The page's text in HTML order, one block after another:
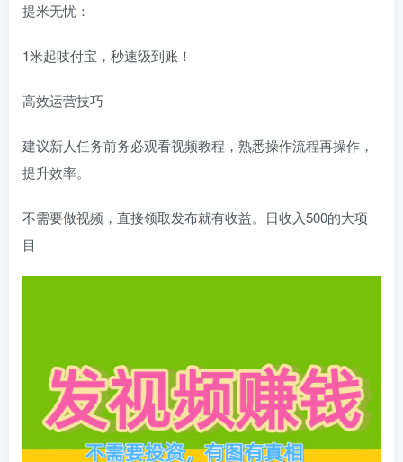
提米无忧：
1米起吱付宝，秒速级到账！
高效运营技巧
建议新人任务前务必观看视频教程，熟悉操作流程再操作，
提升效率。
不需要做视频，直接领取发布就有收益。日收入500的大项
目